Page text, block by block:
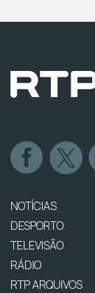
NOTÍCIAS
DESPORTO
TELEVISÃO
RÁDIO
RTP ARQUIVOS